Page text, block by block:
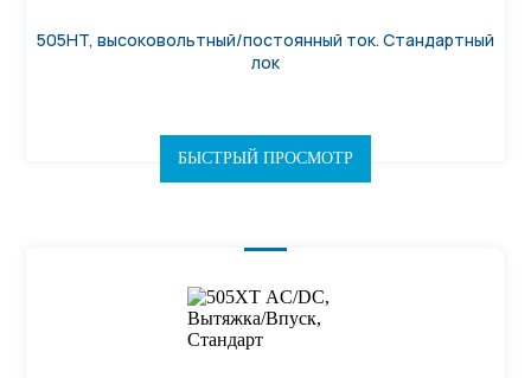
505HT, высоковольтный/постоянный ток. Стандартный
лок
БЫСТРЫЙ ПРОСМОТР